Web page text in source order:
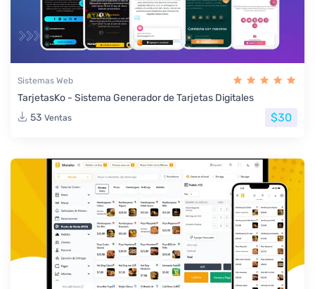
Sistemas Web
TarjetasKo - Sistema Generador de Tarjetas Digitales
53 Ventas $30